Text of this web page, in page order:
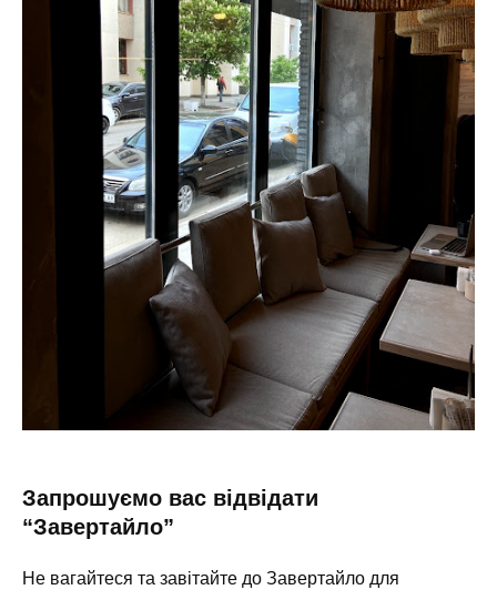
Запрошуємо вас відвідати
“Завертайло”
Не вагайтеся та завітайте до Завертайло для